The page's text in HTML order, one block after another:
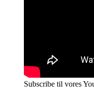
Subscribe til vores